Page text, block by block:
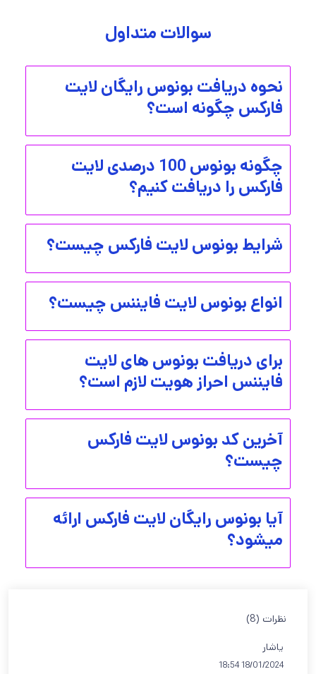
سوالات متداول
نحوه دریافت بونوس رایگان لایت
فارکس چگونه است؟
چگونه بونوس 100 درصدی لایت
فارکس را دریافت کنیم؟
شرایط بونوس لایت فارکس چیست؟
انواع بونوس لایت فایننس چیست؟
برای دریافت بونوس های لایت
فایننس احراز هویت لازم است؟
آخرین کد بونوس لایت فارکس
چیست؟
آیا بونوس رایگان لایت فارکس ارائه
میشود؟
نظرات (8)
یاشار
18/01/2024 18:54